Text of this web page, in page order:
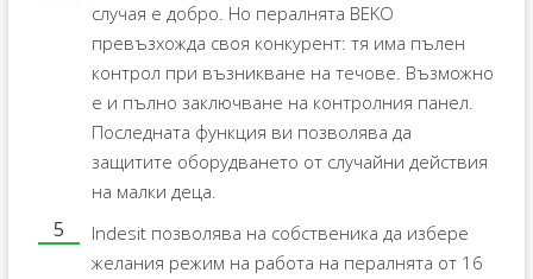
случая е добро. Но пералнята BEKO
превъзхожда своя конкурент: тя има пълен
контрол при възникване на течове. Възможно
е и пълно заключване на контролния панел.
Последната функция ви позволява да
защитите оборудването от случайни действия
на малки деца.
Indesit позволява на собственика да избере
желания режим на работа на пералнята от 16